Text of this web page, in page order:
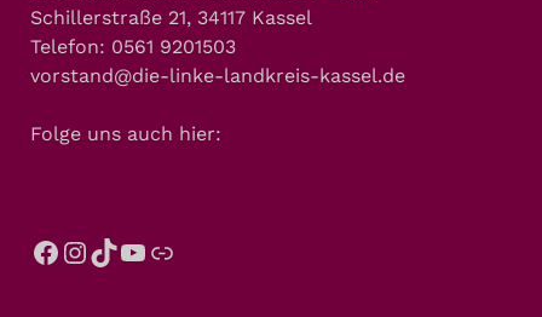
Schillerstraße 21, 34117 Kassel
Telefon: 0561 9201503
vorstand@die-linke-landkreis-kassel.de
Folge uns auch hier: